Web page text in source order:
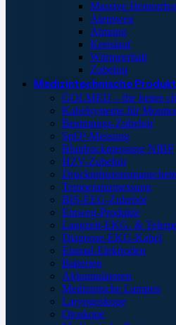
Massive
Atemweg
Atmung
Kreislauf
Wärmeerhalt
Zubehör
Medizintechnische
GOLMED – the better
Kabelsysteme für
Beatmungs-Zubehör
SpO²-Messung
Blutdruckmessung NIBP
HZV-Zubehör
Temperaturmessung
BIS-EEG-Zubehör
Einweg-Produkte
Langzeit-EKG- &
Diagnose-EKG-Kabel
Einmal-Elektroden
Batterien
Akkumulatoren
Medizinische Lampen
Laryngoskope
Otoskope